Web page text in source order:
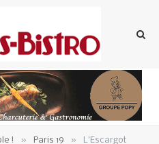
! » Paris 19 » L’Escargot